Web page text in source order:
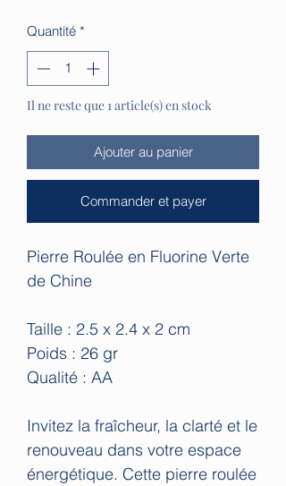
Quantité *
Il ne reste que 1 article(s) en stock
Ajouter au panier
Commander et payer
Pierre Roulée en Fluorine Verte
de Chine
Taille : 2.5 x 2.4 x 2 cm
Poids : 26 gr
Qualité : AA
Invitez la fraîcheur, la clarté et le
renouveau dans votre espace
énergétique. Cette pierre roulée